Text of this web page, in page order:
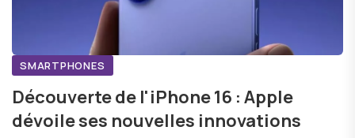
SMARTPHONES
Découverte de l'iPhone 16 : Apple
dévoile ses nouvelles innovations